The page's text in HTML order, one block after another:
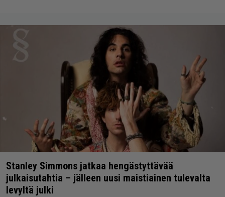
Stanley Simmons jatkaa hengästyttävää
julkaisutahtia – jälleen uusi maistiainen tulevalta
levyltä julki